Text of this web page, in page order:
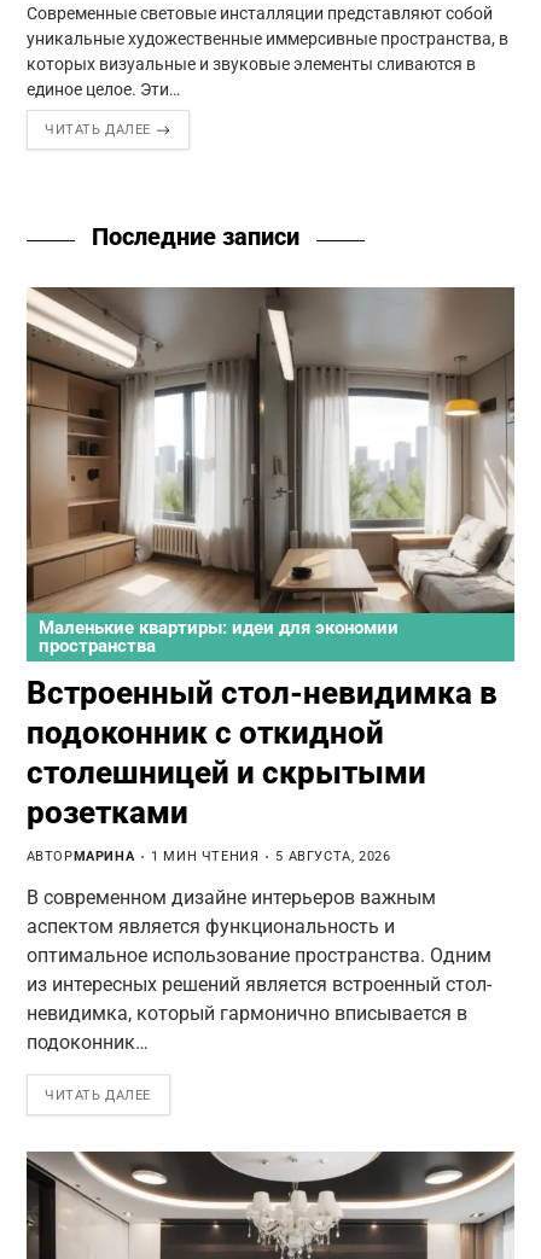
Современные световые инсталляции представляют собой
уникальные художественные иммерсивные пространства, в
которых визуальные и звуковые элементы сливаются в
единое целое. Эти…
ЧИТАТЬ ДАЛЕЕ
Последние записи
Маленькие квартиры: идеи для экономии
пространства
Встроенный стол-невидимка в
подоконник с откидной
столешницей и скрытыми
розетками
АВТОР МАРИНА 1 МИН ЧТЕНИЯ 5 АВГУСТА, 2026
В современном дизайне интерьеров важным
аспектом является функциональность и
оптимальное использование пространства. Одним
из интересных решений является встроенный стол-
невидимка, который гармонично вписывается в
подоконник…
ЧИТАТЬ ДАЛЕЕ